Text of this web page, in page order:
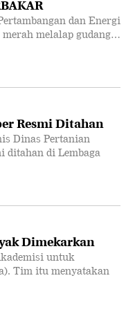
dan Energi
melalap gudang…
Resmi Ditahan
Dinas Pertanian
ditahan di Lembaga
Dimekarkan
untuk
Tim itu menyatakan